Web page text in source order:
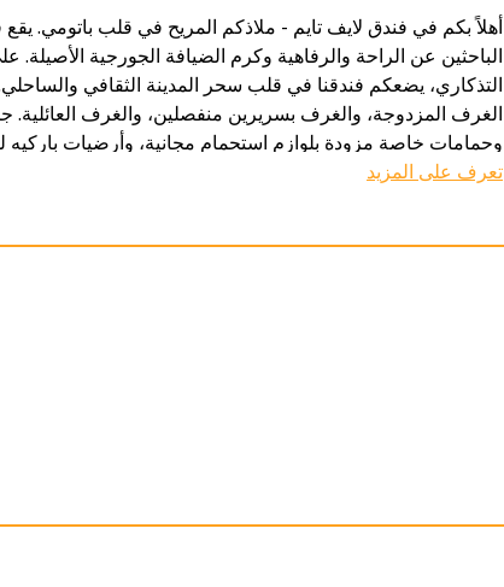
أهلاً بكم في فندق لايف تايم - ملاذكم المريح في قلب باتومي. يقع
الباحثين عن الراحة والرفاهية وكرم الضيافة الجورجية
التذكاري، يضعكم فندقنا في قلب سحر المدينة الثقافي
الغرف المزدوجة، والغرف بسريرين منفصلين، والغرف
وحمامات خاصة مزودة بلوازم استحمام مجانية، وأرضيات
إقامتكم مزيداً من الروعة. يمكنكم الاسترخاء في ردهة الفندق
تعرف على المزيد